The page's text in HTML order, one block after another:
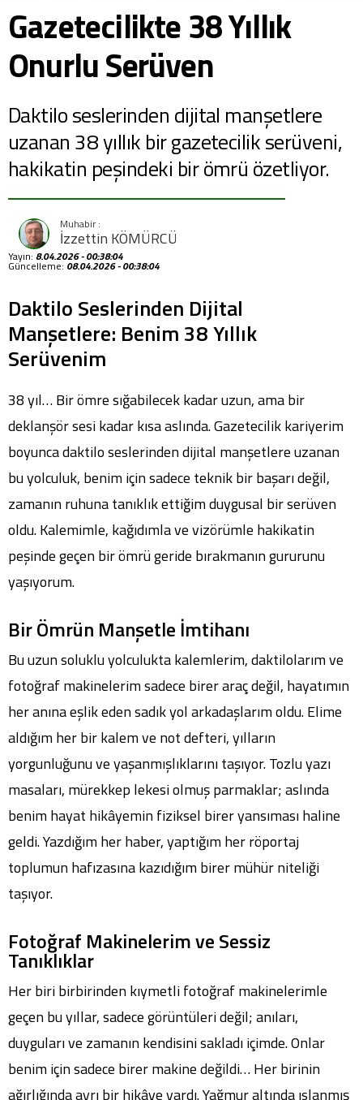
Gazetecilikte 38 Yıllık
Onurlu Serüven
Daktilo seslerinden dijital manşetlere
uzanan 38 yıllık bir gazetecilik serüveni,
hakikatin peşindeki bir ömrü özetliyor.
İzzettin KÖMÜRCÜ
Yayın: 8.04.2026 - 00:38:04
Güncelleme: 08.04.2026 - 00:38:04
Daktilo Seslerinden Dijital
Manşetlere: Benim 38 Yıllık
Serüvenim
38 yıl… Bir ömre sığabilecek kadar uzun, ama bir
deklanşör sesi kadar kısa aslında. Gazetecilik kariyerim
boyunca daktilo seslerinden dijital manşetlere uzanan
bu yolculuk, benim için sadece teknik bir başarı değil,
zamanın ruhuna tanıklık ettiğim duygusal bir serüven
oldu. Kalemimle, kağıdımla ve vizörümle hakikatin
peşinde geçen bir ömrü geride bırakmanın gururunu
yaşıyorum.
Bir Ömrün Manşetle İmtihanı
Bu uzun soluklu yolculukta kalemlerim, daktilolarım ve
fotoğraf makinelerim sadece birer araç değil, hayatımın
her anına eşlik eden sadık yol arkadaşlarım oldu. Elime
aldığım her bir kalem ve not defteri, yılların
yorgunluğunu ve yaşanmışlıklarını taşıyor. Tozlu yazı
masaları, mürekkep lekesi olmuş parmaklar; aslında
benim hayat hikâyemin fiziksel birer yansıması haline
geldi. Yazdığım her haber, yaptığım her röportaj
toplumun hafızasına kazıdığım birer mühür niteliği
taşıyor.
Fotoğraf Makinelerim ve Sessiz
Tanıklıklar
Her biri birbirinden kıymetli fotoğraf makinelerimle
geçen bu yıllar, sadece görüntüleri değil; anıları,
duyguları ve zamanın kendisini sakladı içimde. Onlar
benim için sadece birer makine değildi… Her birinin
ağırlığında ayrı bir hikâye vardı. Yağmur altında ıslanmış